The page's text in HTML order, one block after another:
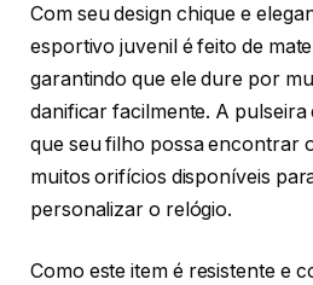
Com seu design chique e
esportivo juvenil é feito de
garantindo que ele dure por
danificar facilmente. A pulseira
que seu filho possa encontrar
muitos orifícios disponíveis
personalizar o relógio.
Como este item é resistente e